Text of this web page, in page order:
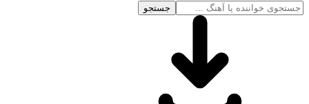
جستجو